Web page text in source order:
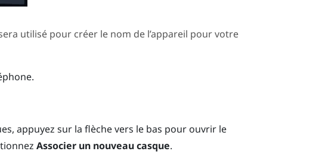
utilisé pour créer le nom de l’appareil pour votre
appuyez sur la flèche vers le bas pour ouvrir le
Associer un nouveau casque.